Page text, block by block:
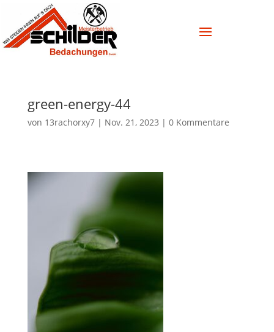
green-energy-44
von 13rachorxy7| Nov. 21, 2023 | 0 Kommentare